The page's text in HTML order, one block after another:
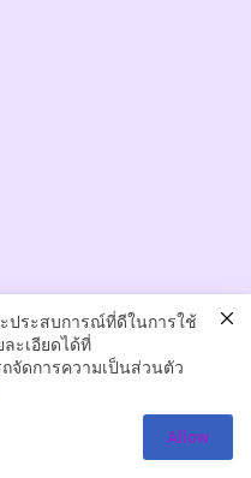
8 สาขา
ประสบการณ์ที่ดีในการใช้
ะเอียดได้ที่
จัดการความเป็นส่วนตัว
Allow